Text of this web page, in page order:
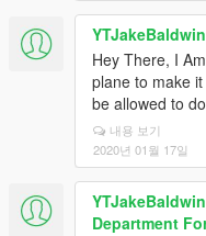
YTJakeBaldwin
Hey There, I
plane to make
be allowed to
내용 보기
2020년 01월 17일
YTJakeBaldwin
Department